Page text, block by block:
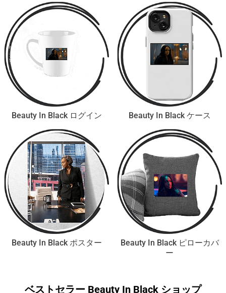
Beauty In Black ログイン Beauty In Black ケース
Beauty In Black ポスター
Beauty In Black ピローカバ
ー
ベストセラー Beauty In Black ショップ